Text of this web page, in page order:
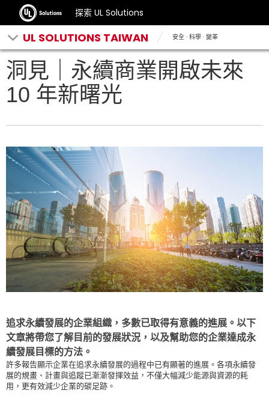
探索 UL Solutions
UL SOLUTIONS TAIWAN 安全 · 科學 · 變革
洞見｜永續商業開啟未來
10 年新曙光
追求永續發展的企業組織，多數已取得有意義的進展。以下
文章將帶您了解目前的發展狀況，以及幫助您的企業達成永
續發展目標的方法。
許多報告顯示企業在追求永續發展的過程中已有顯著的進展。各項永續發
展的規畫、計畫與追蹤已漸漸發揮效益，不僅大幅減少能源與資源的耗
用，更有效減少企業的碳足跡。